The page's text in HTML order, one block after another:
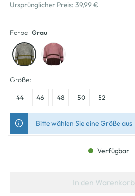
Ursprünglicher Preis: 39,99 €
Farbe Grau
Größe:
44 46 48 50 52
Bitte wählen Sie eine Größe aus
Verfügbar
In den Warenkorb